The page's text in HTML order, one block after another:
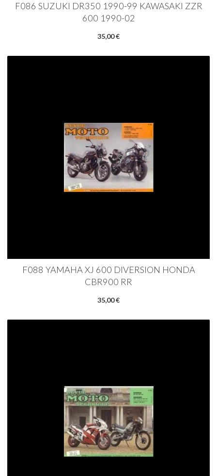
F086 SUZUKI DR350 1990-99 KAWASAKI ZZR
600 1990-02
35,00 €
F088 YAMAHA XJ 600 DIVERSION HONDA
CBR900 RR
35,00 €